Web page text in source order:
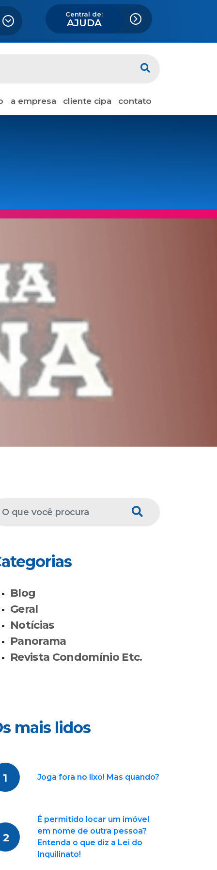
Central de:
AJUDA
a empresa cliente cipa contato
Blog
Geral
Notícias
Panorama
Revista Condomínio Etc.
mais lidos
1 Joga fora no lixo! Mas quando?
2
É permitido locar um imóvel
em nome de outra pessoa?
Entenda o que diz a Lei do
Inquilinato!